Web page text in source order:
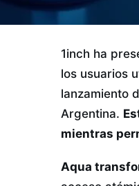
1inch ha
los usuarios
lanzamiento
Argentina.
mientras
Aqua